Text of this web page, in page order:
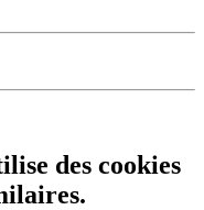
des cookies